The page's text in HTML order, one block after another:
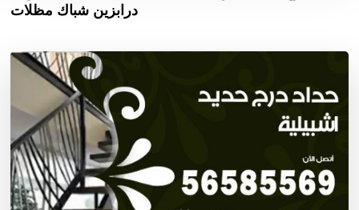
درابزين شباك مظلات